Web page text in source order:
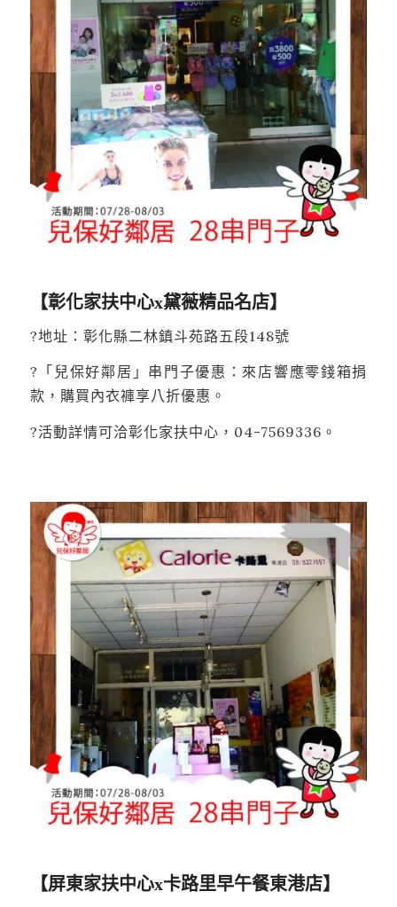
【彰化家扶中心x黛薇精品名店】
?地址：彰化縣二林鎮斗苑路五段148號
?「兒保好鄰居」串門子優惠：來店響應零錢箱捐
款，購買內衣褲享八折優惠。
?活動詳情可洽彰化家扶中心，04-7569336。
【屏東家扶中心x卡路里早午餐東港店】